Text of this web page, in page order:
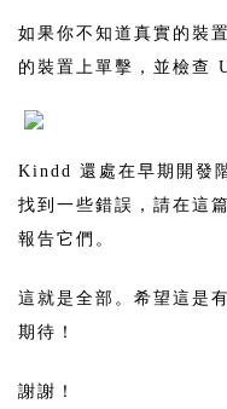
如果你不知道真實的裝
的裝置上單擊，並檢查
Kindd 還處在早期開發
找到一些錯誤，請在這
報告它們。
這就是全部。希望這是
期待！
謝謝！